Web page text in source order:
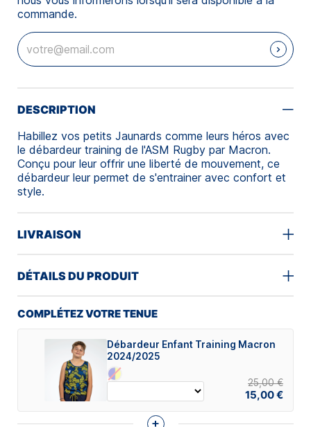
commande.
DESCRIPTION
Habillez vos petits Jaunards comme leurs héros avec
le débardeur training de l'ASM Rugby par Macron.
Conçu pour leur offrir une liberté de mouvement, ce
débardeur leur permet de s'entrainer avec confort et
style.
LIVRAISON
DÉTAILS DU PRODUIT
COMPLÉTEZ VOTRE TENUE
Débardeur Enfant Training Macron
2024/2025
25,00 €
15,00 €
+